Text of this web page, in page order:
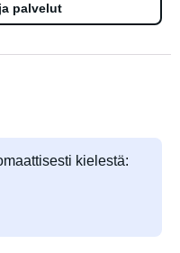
palvelut
kielestä: